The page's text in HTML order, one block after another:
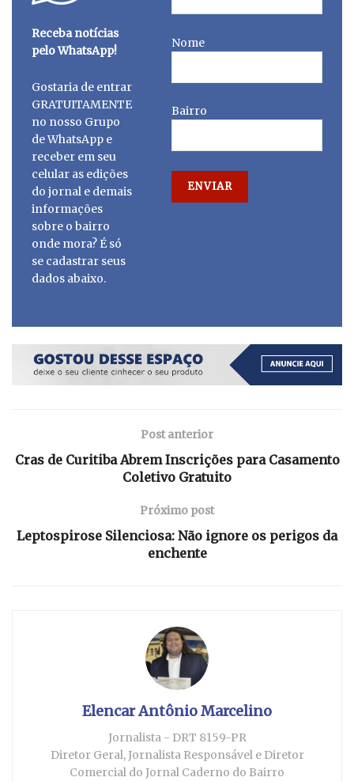
Receba notícias
pelo WhatsApp!
Gostaria de entrar
GRATUITAMENTE
no nosso Grupo
de WhatsApp e
receber em seu
celular as edições
do jornal e demais
informações
sobre o bairro
onde mora? É só
se cadastrar seus
dados abaixo.
Nome
Bairro
Post anterior
Cras de Curitiba Abrem Inscrições para Casamento
Coletivo Gratuito
Próximo post
Leptospirose Silenciosa: Não ignore os perigos da
enchente
Elencar Antônio Marcelino
Jornalista - DRT 8159-PR
Diretor Geral, Jornalista Responsável e Diretor
Comercial do Jornal Caderno do Bairro